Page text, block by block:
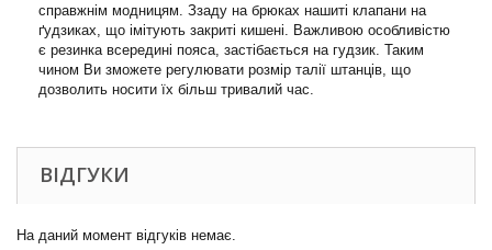
справжнім модницям. Ззаду на брюках нашиті клапани на
ґудзиках, що імітують закриті кишені. Важливою особливістю
є резинка всередині пояса, застібається на гудзик. Таким
чином Ви зможете регулювати розмір талії штанців, що
дозволить носити їх більш тривалий час.
ВІДГУКИ
На даний момент відгуків немає.